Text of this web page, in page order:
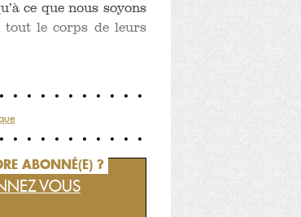
ce que nous soyons
tout le corps de leurs
ABONNÉ(E) ?
VOUS